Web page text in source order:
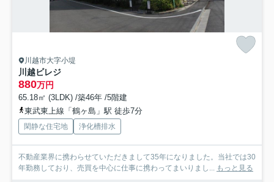
川越市大字小堤
川越ビレジ
880万円
65.18㎡ (3LDK) /築46年 /5階建
東武東上線「鶴ヶ島」駅 徒歩7分
閑静な住宅地 浄化槽排水
不動産業界に携わらせていただきまして35年になりました。当社では30
年勤務しており、売買を中心に仕事に携わってまいりまし... もっと見る